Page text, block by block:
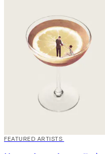
40%*
FEATURED ARTISTS